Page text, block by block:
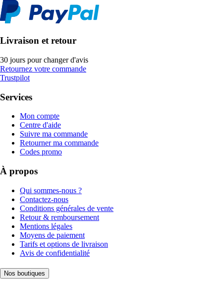
Livraison et retour
30 jours pour changer d'avis
Retournez votre commande
Trustpilot
Services
Mon compte
Centre d'aide
Suivre ma commande
Retourner ma commande
Codes promo
À propos
Qui sommes-nous ?
Contactez-nous
Conditions générales de vente
Retour & remboursement
Mentions légales
Moyens de paiement
Tarifs et options de livraison
Avis de confidentialité
Nos boutiques